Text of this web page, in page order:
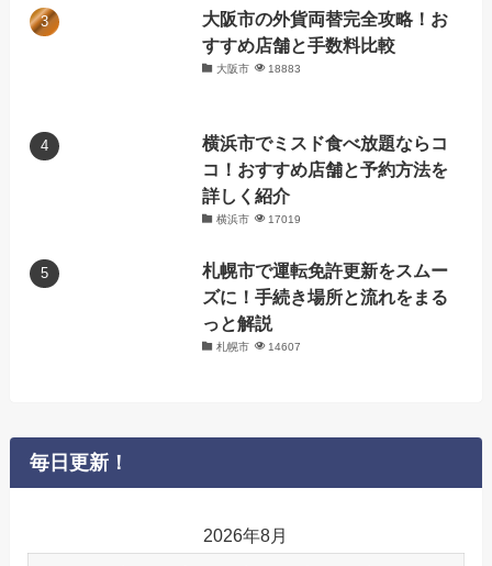
大阪市の外貨両替完全攻略！お
すすめ店舗と手数料比較
大阪市 18883
横浜市でミスド食べ放題ならコ
コ！おすすめ店舗と予約方法を
詳しく紹介
横浜市 17019
札幌市で運転免許更新をスムー
ズに！手続き場所と流れをまる
っと解説
札幌市 14607
毎日更新！
2026年8月